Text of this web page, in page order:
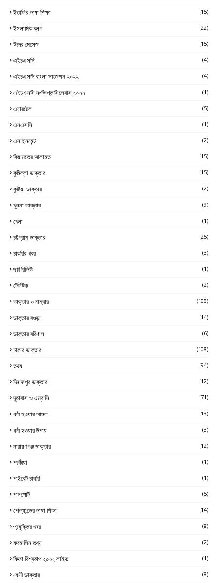
ইতালির ভাষা শিক্ষা
(15)
ইসলামিক ব্লগ (22)
ঈদের মেসেজ (15)
এইচএসসি (4)
এইচএসসি বাংলা সাজেশন ২০২২ (4)
এইচএসসি সংক্ষিপ্ত সিলেবাস ২০২২ (1)
এয়ারটেল (5)
এসএসসি (1)
এসাইনমেন্ট (2)
কিয়ামতের আলামত (15)
কুমিল্লা ডাক্তার (15)
কুষ্টিয়া ডাক্তার (2)
খুলনা ডাক্তার (9)
খেলা (1)
চট্টগ্রাম ডাক্তার (25)
চাকরির খবর (3)
ছবি রিভিউ (1)
টেলিটক (2)
ডাক্তার ও নাম্বার (108)
ডাক্তার বগুড়া (14)
ডাক্তার বরিশাল (6)
ঢাকার ডাক্তার (108)
তথ্য (94)
দিনাজপুর ডাক্তার (12)
দূতাবাস ও এম্বাসি (71)
ধনী হওয়ার আমল (13)
ধনী হওয়ার উপায় (3)
নারায়ণগঞ্জ ডাক্তার (12)
পরকীয়া (1)
পাইবেট চাকরি (1)
পাসপোর্ট (5)
পোল্যান্ডের ভাষা শিক্ষা (14)
প্রযুক্তির খবর (8)
ফরমালিন তথ্য (2)
ফিফা বিশ্বকাপ ২০২২ লাইভ (1)
ফেনী ডাক্তার (8)